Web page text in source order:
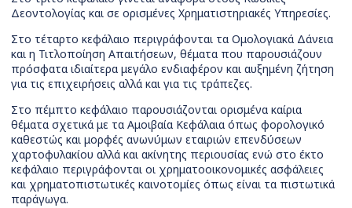
Δεοντολογίας και σε ορισμένες Χρηματιστηριακές Υπηρεσίες.
Στο τέταρτο κεφάλαιο περιγράφονται τα Ομολογιακά Δάνεια
και η Τιτλοποίηση Απαιτήσεων, θέματα που παρουσιάζουν
πρόσφατα ιδιαίτερα μεγάλο ενδιαφέρον και αυξημένη ζήτηση
για τις επιχειρήσεις αλλά και για τις τράπεζες.
Στο πέμπτο κεφάλαιο παρουσιάζονται ορισμένα καίρια
θέματα σχετικά με τα Αμοιβαία Κεφάλαια όπως φορολογικό
καθεστώς και μορφές ανωνύμων εταιριών επενδύσεων
χαρτοφυλακίου αλλά και ακίνητης περιουσίας ενώ στο έκτο
κεφάλαιο περιγράφονται οι χρηματοοικονομικές ασφάλειες
και χρηματοπιστωτικές καινοτομίες όπως είναι τα πιστωτικά
παράγωγα.